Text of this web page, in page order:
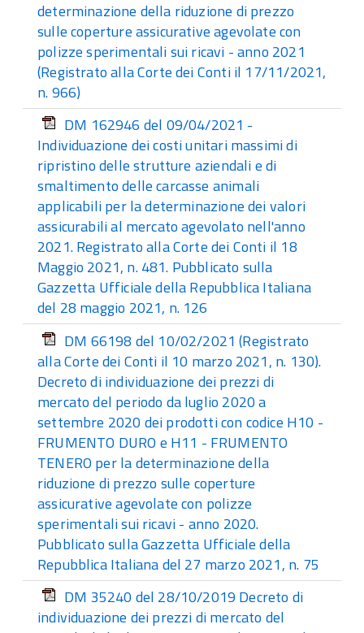
determinazione della riduzione di prezzo
sulle coperture assicurative agevolate con
polizze sperimentali sui ricavi - anno 2021
(Registrato alla Corte dei Conti il 17/11/2021,
n. 966)
DM 162946 del 09/04/2021 -
Individuazione dei costi unitari massimi di
ripristino delle strutture aziendali e di
smaltimento delle carcasse animali
applicabili per la determinazione dei valori
assicurabili al mercato agevolato nell'anno
2021. Registrato alla Corte dei Conti il 18
Maggio 2021, n. 481. Pubblicato sulla
Gazzetta Ufficiale della Repubblica Italiana​
del 28 maggio 2021, n. 126
DM 66198 del 10/02/2021 (Registrato
alla Corte dei Conti il 10 marzo 2021, n. 130).
Decreto di individuazione dei prezzi di
mercato del periodo da luglio 2020 a
settembre 2020 dei prodotti con codice H10 -
FRUMENTO DURO e H11 - FRUMENTO
TENERO per la determinazione della
riduzione di prezzo sulle coperture
assicurative agevolate con polizze
sperimentali sui ricavi - anno 2020.
Pubblicato sulla Gazzetta Ufficiale della
Repubblica Italiana del 27 marzo 2021, n. 75
DM 35240 del 28/10/2019 Decreto di
individuazione dei prezzi di mercato del